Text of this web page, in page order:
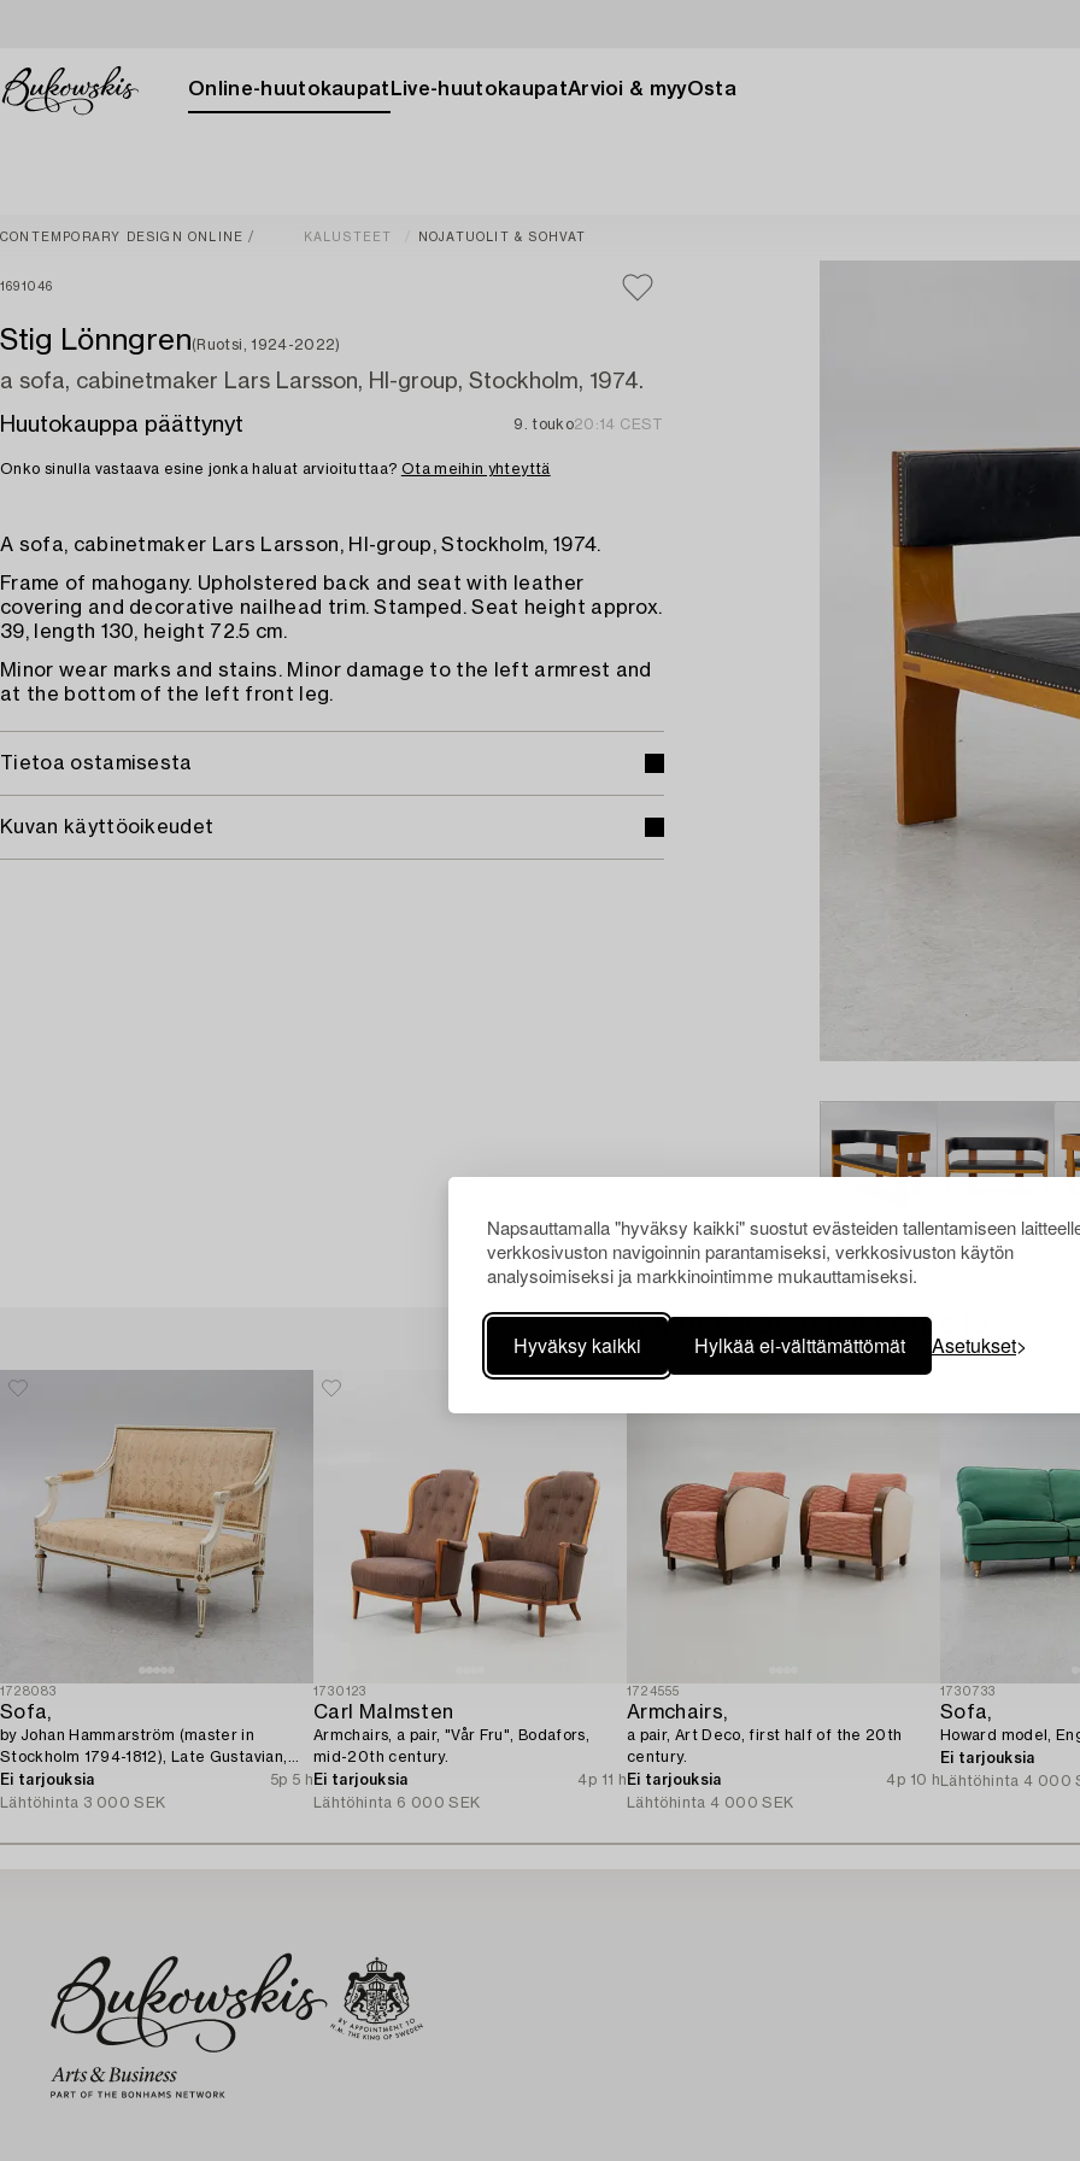
Napsauttamalla "hyväksy kaikki" suostut evästeiden tallentamiseen
verkkosivuston navigoinnin parantamiseksi, verkkosivuston käytön
analysoimiseksi ja markkinointimme mukauttamiseksi.
Hyväksy kaikki Hylkää ei-välttämättömät Asetukset
Online-huutokaupat Live-huutokaupatArvioi & myyOsta
CONTEMPORARY DESIGN ONLINE KALUSTEET NOJATUOLIT & SOHVAT
1691046
Stig Lönngren(Ruotsi, 1924-2022)
a sofa, cabinetmaker Lars Larsson, HI-group, Stockholm, 1974.
Huutokauppa päättynyt
9. touko20:14 CEST
Onko sinulla vastaava esine jonka haluat arvioituttaa? Ota meihin yhteyttä
A sofa, cabinetmaker Lars Larsson, HI-group, Stockholm, 1974.
Frame of mahogany. Upholstered back and seat with leather
covering and decorative nailhead trim. Stamped. Seat height approx.
39, length 130, height 72.5 cm.
Minor wear marks and stains. Minor damage to the left armrest and
at the bottom of the left front leg.
Tietoa ostamisesta
Kuvan käyttöoikeudet
Muiden katsomia kohteita
1728083
Sofa,
by Johan Hammarström (master in
Stockholm 1794-1812), Late Gustavian,
circa 1800.
Ei tarjouksia
5p 5 h
Lähtöhinta 3 000 SEK
1730123
Carl Malmsten
Armchairs, a pair, "Vår Fru", Bodafors,
mid-20th century.
Ei tarjouksia
4p 11 h
Lähtöhinta 6 000 SEK
1724555
Armchairs,
a pair, Art Deco, first half of the 20th
century.
Ei tarjouksia
4p 10 h
Lähtöhinta 4 000 SEK
1730733
Sofa,
Howard model,
Ei tarjouksia
Lähtöhinta 4 000